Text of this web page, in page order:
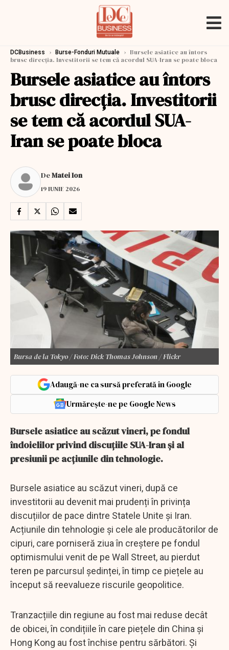
DCBusiness › Burse-Fonduri Mutuale › Bursele asiatice au întors
brusc direcția. Investitorii se tem că acordul SUA-Iran se poate bloca
Bursele asiatice au întors
brusc direcția. Investitorii
se tem că acordul SUA-
Iran se poate bloca
DeMatei Ion
19 IUNIE 2026
Bursa de la Tokyo / Foto: Dick Thomas Johnson / Flickr
Adaugă-ne ca sursă preferată în Google
Urmărește-ne pe Google News
Bursele asiatice au scăzut vineri, pe fondul
îndoielilor privind discuțiile SUA-Iran și al
presiunii pe acțiunile din tehnologie.
Bursele asiatice au scăzut vineri, după ce
investitorii au devenit mai prudenți în privința
discuțiilor de pace dintre Statele Unite și Iran.
Acțiunile din tehnologie și cele ale producătorilor de
cipuri, care porniseră ziua în creștere pe fondul
optimismului venit de pe Wall Street, au pierdut
teren pe parcursul ședinței, în timp ce piețele au
început să reevalueze riscurile geopolitice.
Tranzacțiile din regiune au fost mai reduse decât
de obicei, în condițiile în care piețele din China și
Hong Kong au fost închise pentru sărbători. Și